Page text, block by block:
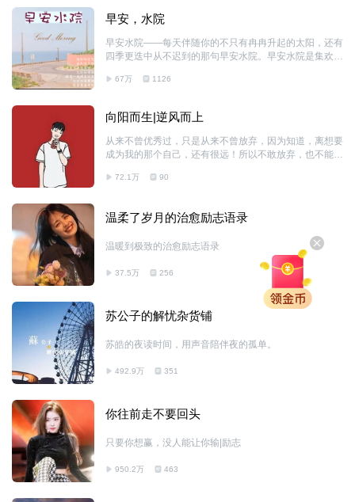
早安，水院
早安水院——每天伴随你的不只有冉冉升起的太阳，还有
四季更迭中从不迟到的那句早安水院。早安水院是集欢
温声柔语，悠扬的轻音乐也加盟其中。 部长：张泽琛 副
舒兰 播音：刘宝文，张晓星，谢壹帆，姜子卓，邱悦，
武萌奇，刘旗，田月 编辑：闫梦馨，刘建达，彭子谦，
张开阔，孙小瑜 技术：杨舒兰，马佳璐，鲍弘烨，王一
阔，王振宇
67万 1126
向阳而生|逆风而上
从来不曾优秀过，只是从来不曾放弃，因为知道，离想要
成为我的那个自己，还有很远！所以不敢放弃，也不能放
72.1万 90
温柔了岁月的治愈励志语录
温暖到极致的治愈励志语录
37.5万 256
苏公子的解忧杂货铺
苏皓的夜读时间，用声音陪伴夜的孤单。
492.9万 351
你往前走不要回头
只要你想赢，没人能让你输|励志
950.2万 463